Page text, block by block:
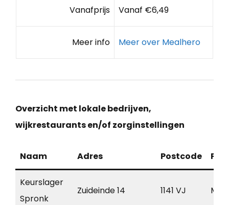
Vanafprijs Vanaf €6,49
Meer info Meer over Mealhero
Overzicht met lokale bedrijven,
wijkrestaurants en/of zorginstellingen
Naam Adres Postcode
Keurslager
Spronk
Zuideinde 14 1141 VJ